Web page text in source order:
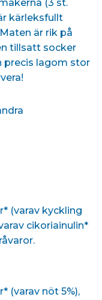
(3 st.
kärleksfullt
är rik på
tillsatt socker
precis lagom stor
(varav kyckling
cikoriainulin*
(varav nöt 5%),